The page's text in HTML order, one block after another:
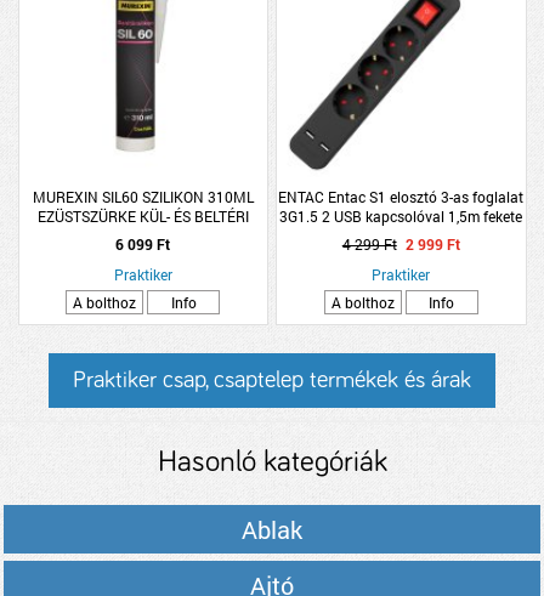
MUREXIN SIL60 SZILIKON 310ML
EZÜSTSZÜRKE KÜL- ÉS BELTÉRI
6 099 Ft
Praktiker
A bolthoz
Info
ENTAC Entac S1 elosztó 3-as foglalat
3G1.5 2 USB kapcsolóval 1,5m fekete
4 299 Ft 2 999 Ft
Praktiker
A bolthoz
Info
Praktiker csap, csaptelep termékek és árak
Hasonló kategóriák
Ablak
Ajtó